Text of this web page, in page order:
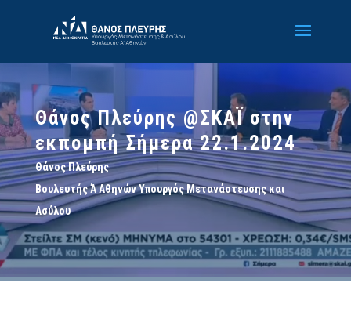
Θάνος Πλεύρης @ΣΚΑΪ στην
εκπομπή Σήμερα 22.1.2024
Θάνος Πλεύρης
Βουλευτής Ά Αθηνών Υπουργός Μετανάστευσης και
Ασύλου